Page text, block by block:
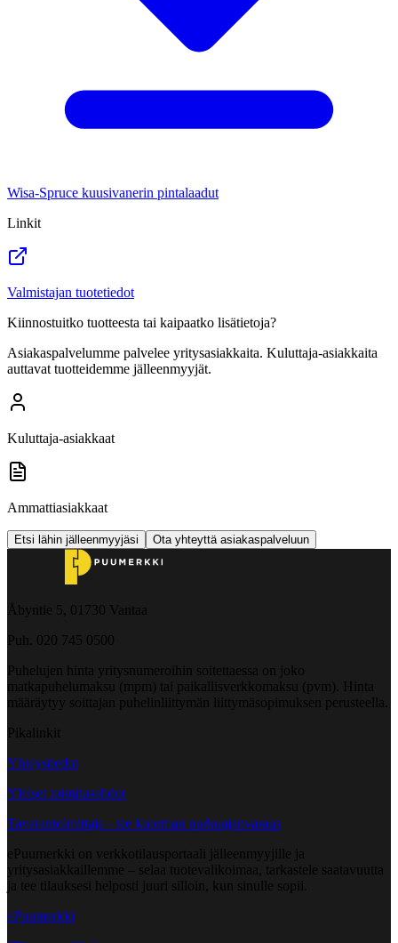
Wisa-Spruce kuusivanerin pintalaadut
Linkit
Valmistajan tuotetiedot
Kiinnostuitko tuotteesta tai kaipaatko lisätietoja?
Asiakaspalvelumme palvelee yritysasiakkaita. Kuluttaja-asiakkaita
auttavat tuotteidemme jälleenmyyjät.
Kuluttaja-asiakkaat
Ammattiasiakkaat
Etsi lähin jälleenmyyjäsi Ota yhteyttä asiakaspalveluun
Åbyntie 5, 01730 Vantaa
Puh. 020 745 0500
Puhelujen hinta yritysnumeroihin soitettaessa on joko
matkapuhelumaksu (mpm) tai paikallisverkkomaksu (pvm). Hinta
määräytyy soittajan puhelinliittymän liittymäsopimuksen perusteella.
Pikalinkit
Yhteystiedot
Yleiset toimitusehdot
Tavarantoimittaja - tee kuorman purkuajanvaraus
ePuumerkki on verkkotilausportaali jälleenmyyjille ja
yritysasiakkaillemme – selaa tuotevalikoimaa, tarkastele saatavuutta
ja tee tilauksesi helposti juuri silloin, kun sinulle sopii.
ePuumerkki